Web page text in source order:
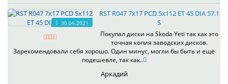
30.06.2021
RST R047 7x17 PCD 5x112 ET 45 DIA 57.1
S
Покупал диски на Skoda Yeti так как это
точная копия заводских дисков.
Зарекомендовали себя хорошо. Один минус, могли бы быть и ещё
подешевле, так как..
Аркадий